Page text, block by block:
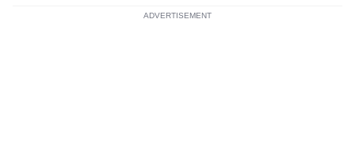
ADVERTISEMENT